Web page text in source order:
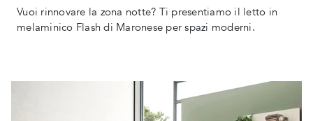
Vuoi rinnovare la zona notte? Ti presentiamo il letto in
melaminico Flash di Maronese per spazi moderni.